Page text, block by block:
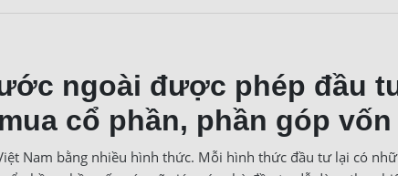
ngoài được phép đầu
cổ phần, phần góp vốn
Nam bằng nhiều hình thức. Mỗi hình thức đầu tư lại có